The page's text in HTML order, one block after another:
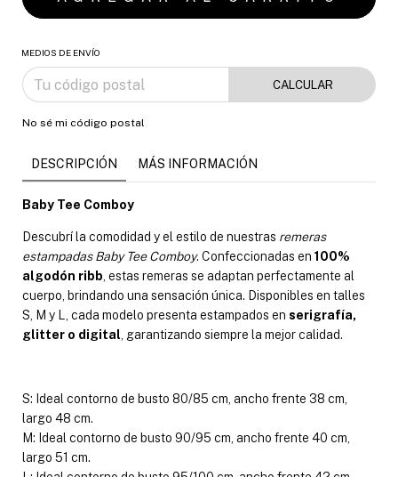
MEDIOS DE ENVÍO
CALCULAR
No sé mi código postal
DESCRIPCIÓN MÁS INFORMACIÓN
Baby Tee Comboy
Descubrí la comodidad y el estilo de nuestras remeras
estampadas Baby Tee Comboy. Confeccionadas en 100%
algodón ribb , estas remeras se adaptan perfectamente al
cuerpo, brindando una sensación única. Disponibles en talles
S, M y L, cada modelo presenta estampados en serigrafía,
glitter o digital , garantizando siempre la mejor calidad.
S: Ideal contorno de busto 80/85 cm, ancho frente 38 cm,
largo 48 cm.
M: Ideal contorno de busto 90/95 cm, ancho frente 40 cm,
largo 51 cm.